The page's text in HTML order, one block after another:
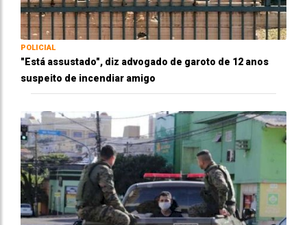
POLICIAL
"Está assustado", diz advogado de garoto de 12 anos
suspeito de incendiar amigo